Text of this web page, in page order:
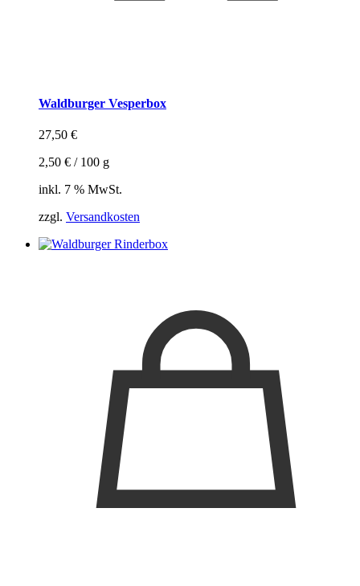
Waldburger Vesperbox
27,50 €
2,50 € / 100 g
inkl. 7 % MwSt.
zzgl. Versandkosten